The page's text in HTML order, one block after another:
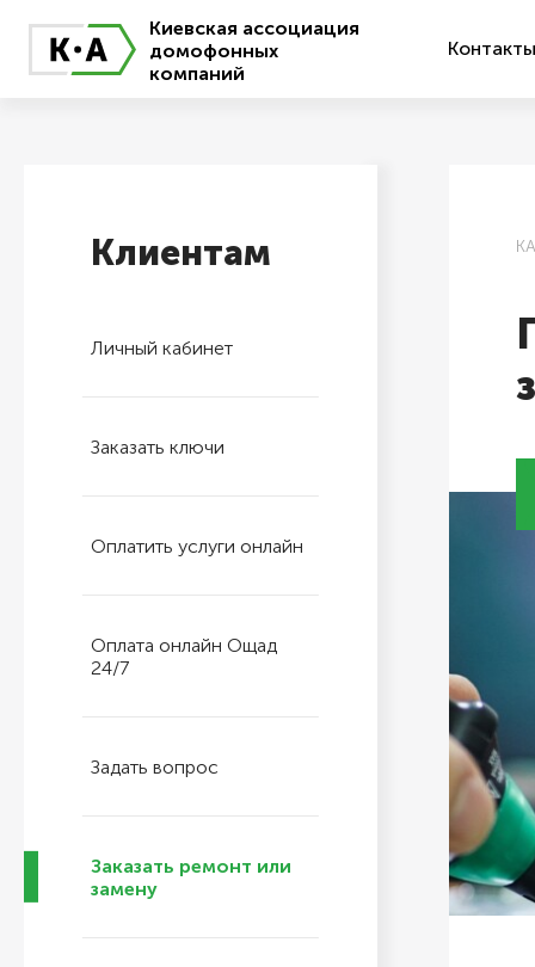
Киевская ассоциация
домофонных
компаний
Контакты
Клиентам
Личный кабинет
Заказать ключи
Оплатить услуги онлайн
Оплата онлайн Ощад
24/7
Задать вопрос
Заказать ремонт или
замену